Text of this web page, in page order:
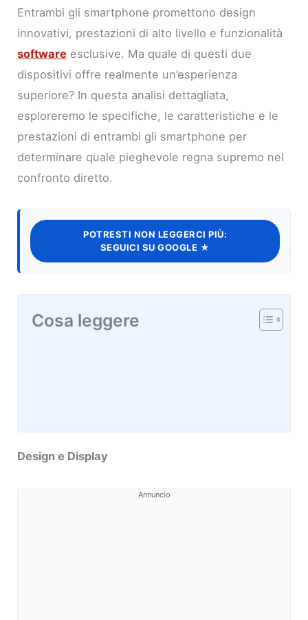
Entrambi gli smartphone promettono design
innovativi, prestazioni di alto livello e funzionalità
software esclusive. Ma quale di questi due
dispositivi offre realmente un’esperienza
superiore? In questa analisi dettagliata,
esploreremo le specifiche, le caratteristiche e le
prestazioni di entrambi gli smartphone per
determinare quale pieghevole regna supremo nel
confronto diretto.
POTRESTI NON LEGGERCI PIÙ:
SEGUICI SU GOOGLE ★
Cosa leggere
Design e Display
Annuncio